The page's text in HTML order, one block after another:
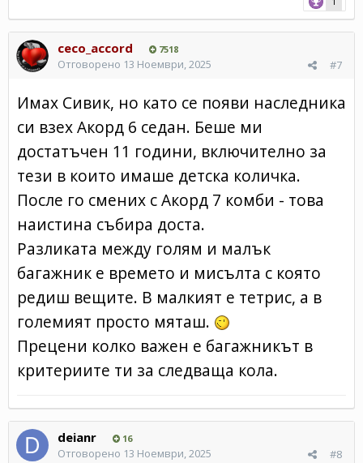
ceco_accord 7518
#7
Отговорено 13 Ноември, 2025
Имах Сивик, но като се появи наследника
си взех Акорд 6 седан. Беше ми
достатъчен 11 години, включително за
тези в които имаше детска количка.
После го смених с Акорд 7 комби - това
наистина събира доста.
Разликата между голям и малък
багажник е времето и мисълта с която
редиш вещите. В малкият е тетрис, а в
големият просто мяташ.
Прецени колко важен е багажникът в
критериите ти за следваща кола.
deianr 16
#8
Отговорено 13 Ноември, 2025